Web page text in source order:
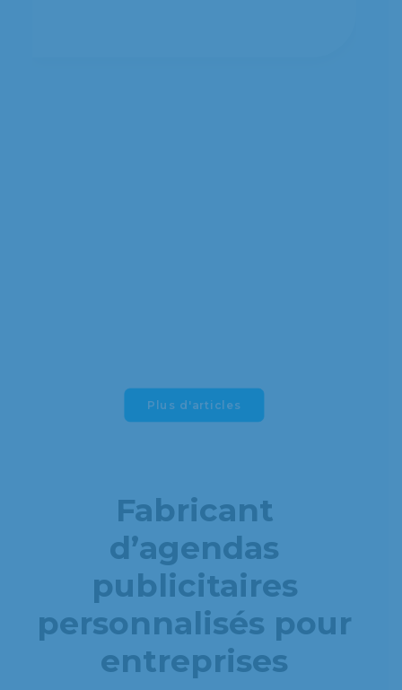
Plus d'articles
Fabricant
d’agendas
publicitaires
personnalisés pour
entreprises